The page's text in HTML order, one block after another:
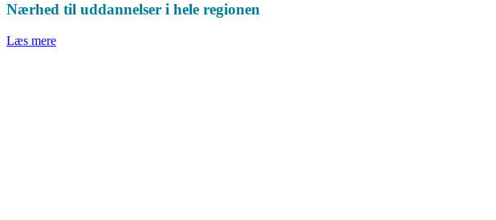
Nærhed til uddannelser i hele regionen
Læs mere